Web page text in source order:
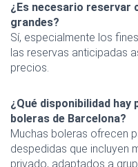
¿Es necesario reservar
grandes?
Sí, especialmente los
las reservas anticipadas
precios.
¿Qué disponibilidad
boleras de Barcelona?
Muchas boleras ofrecen
despedidas que incluyen
privado, adaptados a